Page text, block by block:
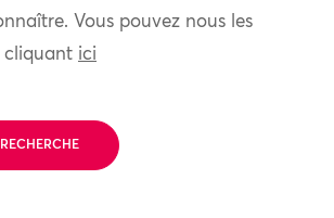
Vous pouvez nous les
cliquant ici